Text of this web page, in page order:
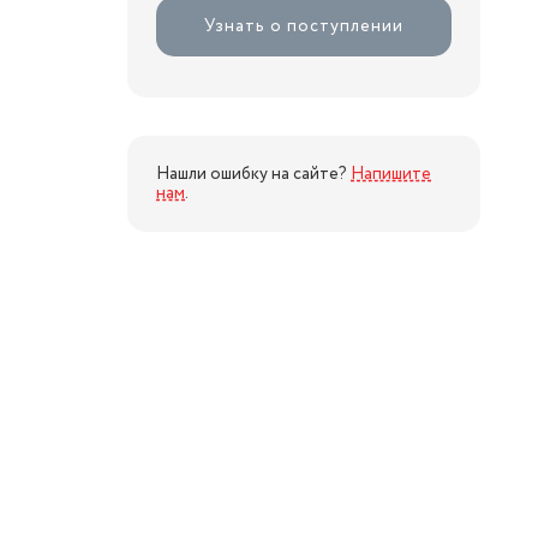
Узнать о поступлении
Нашли ошибку на сайте? Напишите
нам.